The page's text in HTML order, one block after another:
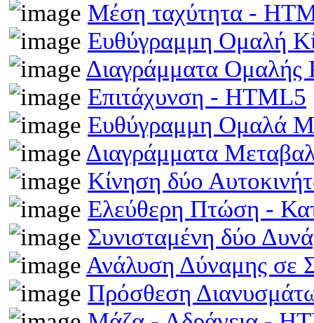
Μέση ταχύτητα -
Ευθύγραμμη Ομαλή
Διαγράμματα
Επιτάχυνση - HTML5
Ευθύγραμμη Ομαλά
Διαγράμματα
Κίνηση δύο
Ελεύθερη Πτώση -
Συνισταμένη δύο
Ανάλυση Δύναμης σε
Πρόσθεση